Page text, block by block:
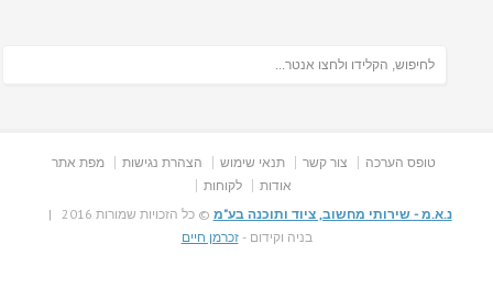
מפת אתר הצהרת נגישות תנאי שימוש צור קשר
טופס הערכה
לקוחות
אודות
נ.א.מ - שירותי מחשוב, ציוד ותוכנה בע"מ
© כל הזכויות שמורות 2016 |
בניה וקידום -זכרמן חיים